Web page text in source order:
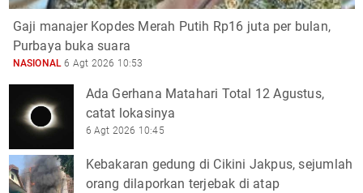
Gaji manajer Kopdes Merah Putih Rp16 juta per bulan,
Purbaya buka suara
NASIONAL 6 Agt 2026 10:53
Ada Gerhana Matahari Total 12 Agustus,
catat lokasinya
6 Agt 2026 10:45
Kebakaran gedung di Cikini Jakpus, sejumlah
orang dilaporkan terjebak di atap